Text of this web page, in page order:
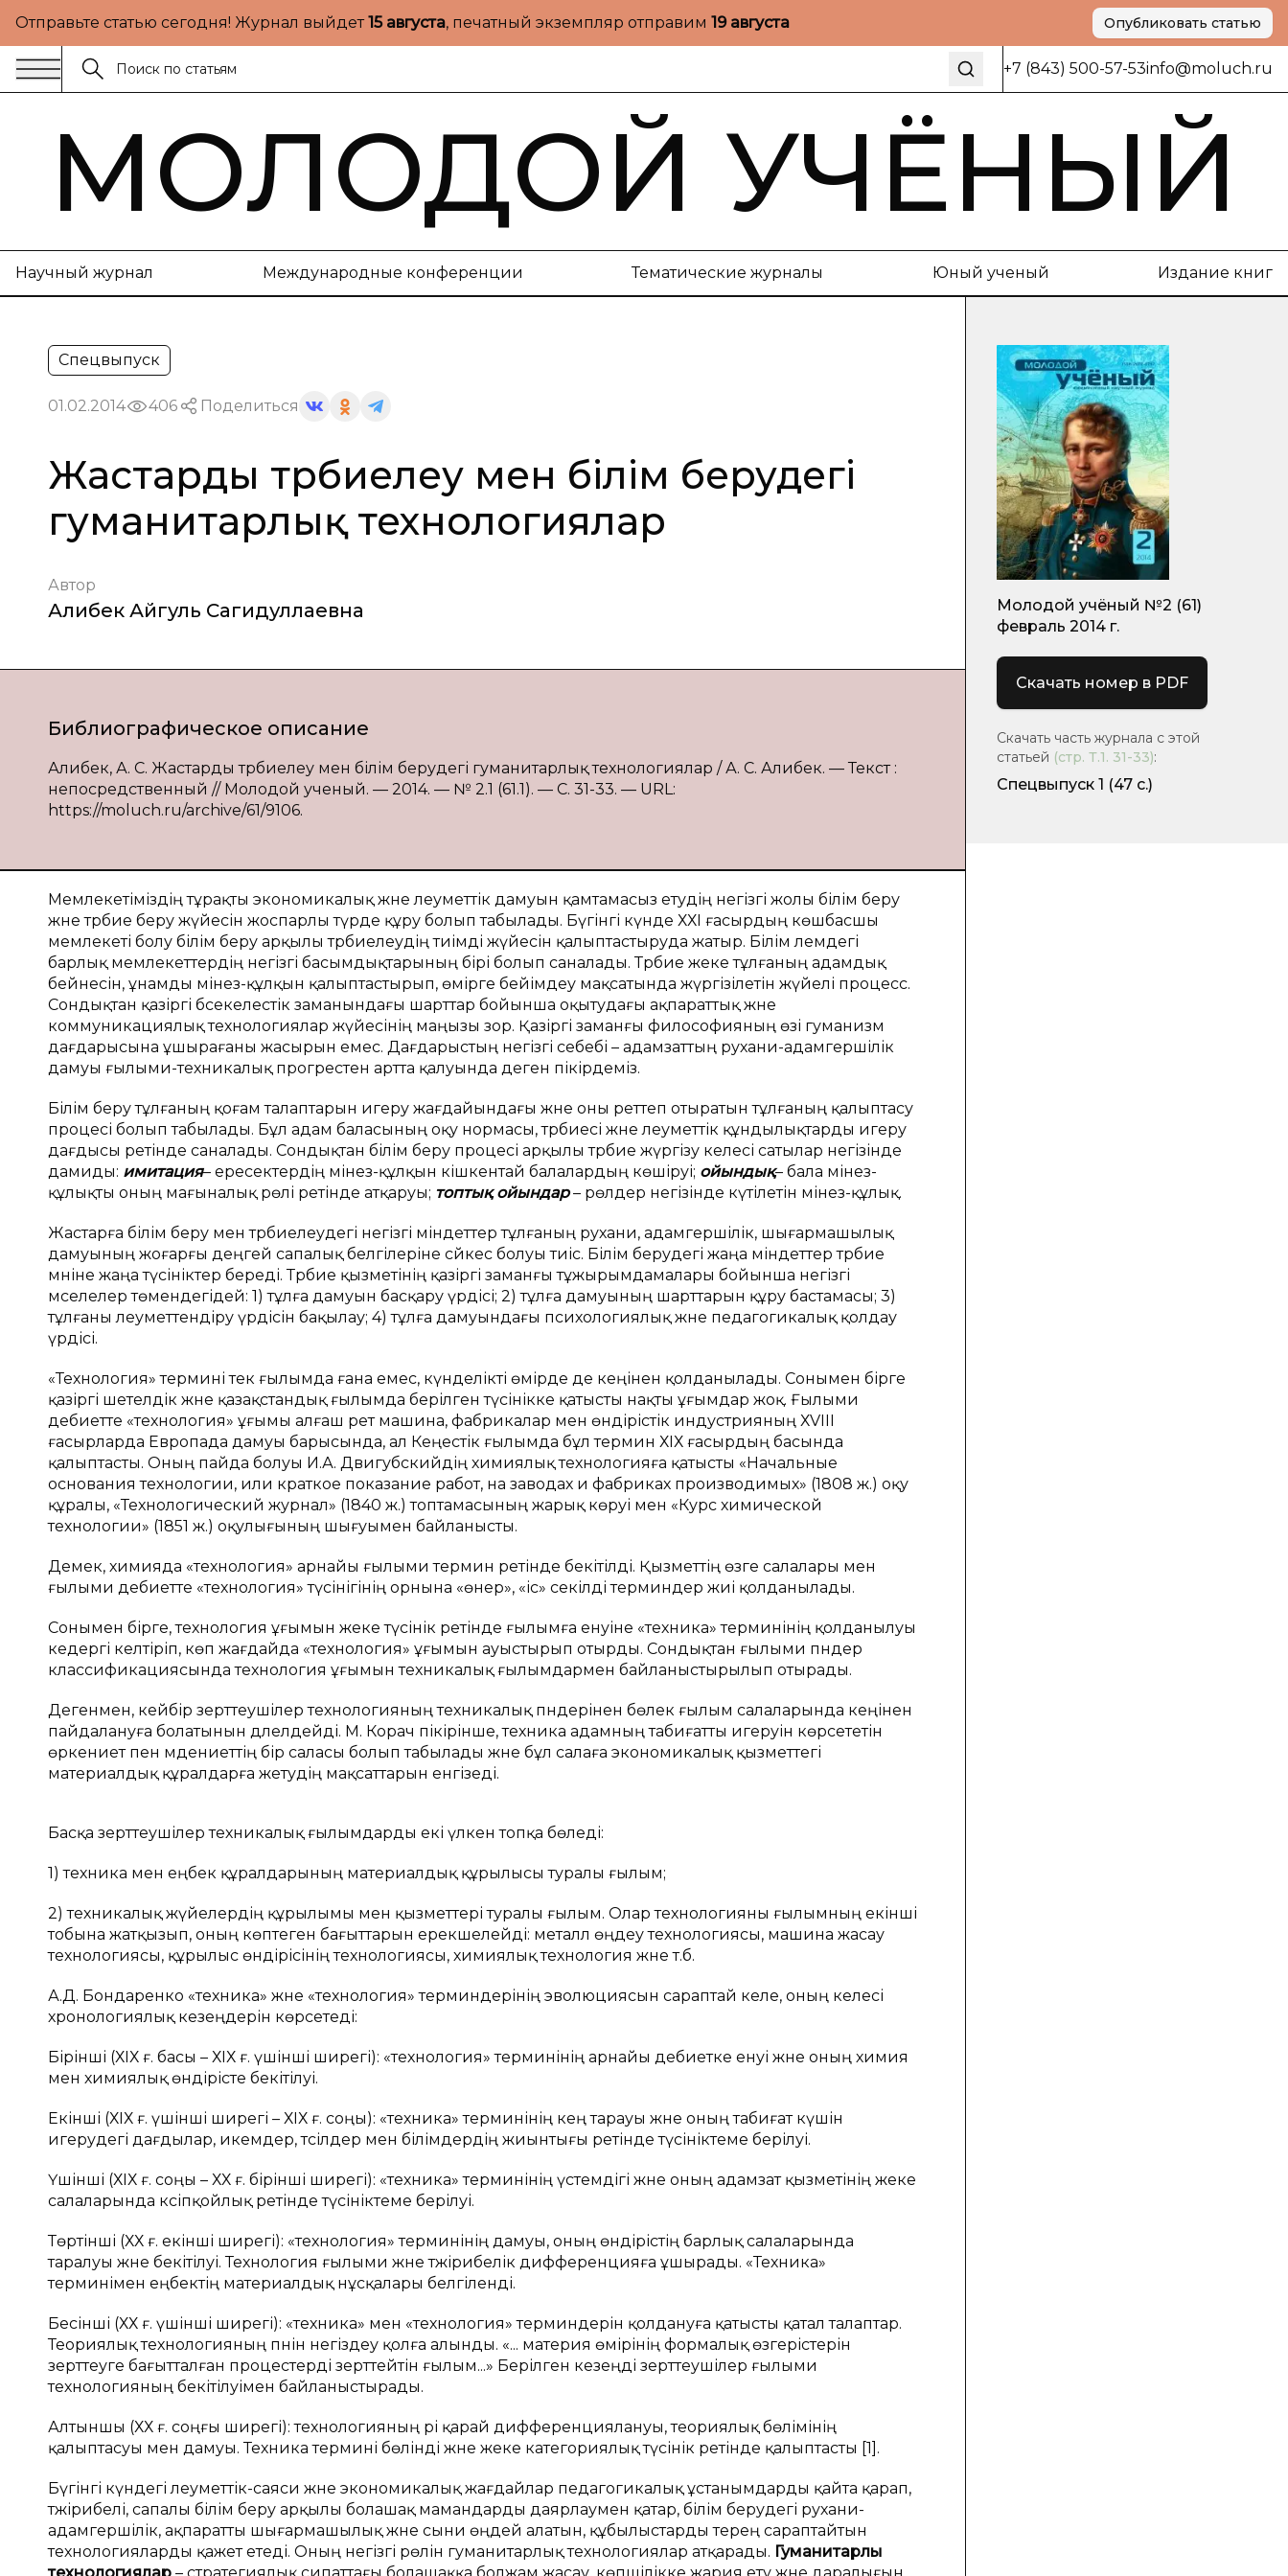
Отправьте статью сегодня! Журнал выйдет15 августа, печатный экземпляр отправим 19 августа Опубликовать статью
+7 (843) 500-57-53info@moluch.ru
МОЛОДОЙ УЧЁНЫЙ
Научный журнал Международные конференции Тематические журналы Юный ученый Издание книг
Спецвыпуск
01.02.2014 406 Поделиться
Жастарды тәрбиелеу мен білім берудегі
гуманитарлық технологиялар
Автор
Алибек Айгуль Сагидуллаевна
Библиографическое описание
Алибек, А. С. Жастарды тәрбиелеу мен білім берудегі гуманитарлық технологиялар / А. С. Алибек. — Текст :
непосредственный // Молодой ученый. — 2014. — № 2.1 (61.1). — С. 31-33. — URL:
https://moluch.ru/archive/61/9106.
Мемлекетіміздің тұрақты экономикалық және әлеуметтік дамуын қамтамасыз етудің негізгі жолы білім беру
және тәрбие беру жүйесін жоспарлы түрде құру болып табылады. Бүгінгі күнде ХХІ ғасырдың көшбасшы
мемлекеті болу білім беру арқылы тәрбиелеудің тиімді жүйесін қалыптастыруда жатыр. Білім әлемдегі
барлық мемлекеттердің негізгі басымдықтарының бірі болып саналады. Тәрбие жеке тұлғаның адамдық
бейнесін, ұнамды мінез-құлқын қалыптастырып, өмірге бейімдеу мақсатында жүргізілетін жүйелі процесс.
Сондықтан қазіргі бәсекелестік заманындағы шарттар бойынша оқытудағы ақпараттық және
коммуникациялық технологиялар жүйесінің маңызы зор. Қазіргі заманғы философияның өзі гуманизм
дағдарысына ұшырағаны жасырын емес. Дағдарыстың негізгі себебі – адамзаттың рухани-адамгершілік
дамуы ғылыми-техникалық прогрестен артта қалуында деген пікірдеміз.
Білім беру тұлғаның қоғам талаптарын игеру жағдайындағы және оны реттеп отыратын тұлғаның қалыптасу
процесі болып табылады. Бұл адам баласының оқу нормасы, тәрбиесі және әлеуметтік құндылықтарды игеру
дағдысы ретінде саналады. Сондықтан білім беру процесі арқылы тәрбие жүргізу келесі сатылар негізінде
дамиды: имитация– ересектердің мінез-құлқын кішкентай балалардың көшіруі; ойындық– бала мінез-
құлықты оның мағыналық рөлі ретінде атқаруы; топтық ойындар– рөлдер негізінде күтілетін мінез-құлық.
Жастарға білім беру мен тәрбиелеудегі негізгі міндеттер тұлғаның рухани, адамгершілік, шығармашылық
дамуының жоғарғы деңгей сапалық белгілеріне сәйкес болуы тиіс. Білім берудегі жаңа міндеттер тәрбие
мәніне жаңа түсініктер береді. Тәрбие қызметінің қазіргі заманғы тұжырымдамалары бойынша негізгі
мәселелер төмендегідей: 1) тұлға дамуын басқару үрдісі; 2) тұлға дамуының шарттарын құру бастамасы; 3)
тұлғаны әлеуметтендіру үрдісін бақылау; 4) тұлға дамуындағы психологиялық және педагогикалық қолдау
үрдісі.
«Технология» термині тек ғылымда ғана емес, күнделікті өмірде де кеңінен қолданылады. Сонымен бірге
қазіргі шетелдік және қазақстандық ғылымда берілген түсінікке қатысты нақты ұғымдар жоқ. Ғылыми
әдебиетте «технология» ұғымы алғаш рет машина, фабрикалар мен өндірістік индустрияның ХVІІІ
ғасырларда Европада дамуы барысында, ал Кеңестік ғылымда бұл термин ХІХ ғасырдың басында
қалыптасты. Оның пайда болуы И.А. Двигубскийдің химиялық технологияға қатысты «Начальные
основания технологии, или краткое показание работ, на заводах и фабриках производимых» (1808 ж.) оқу
құралы, «Технологический журнал» (1840 ж.) топтамасының жарық көруі мен «Курс химической
технологии» (1851 ж.) оқулығының шығуымен байланысты.
Демек, химияда «технология» арнайы ғылыми термин ретінде бекітілді. Қызметтің өзге салалары мен
ғылыми әдебиетте «технология» түсінігінің орнына «өнер», «іс» секілді терминдер жиі қолданылады.
Сонымен бірге, технология ұғымын жеке түсінік ретінде ғылымға енуіне «техника» терминінің қолданылуы
кедергі келтіріп, көп жағдайда «технология» ұғымын ауыстырып отырды. Сондықтан ғылыми пәндер
классификациясында технология ұғымын техникалық ғылымдармен байланыстырылып отырады.
Дегенмен, кейбір зерттеушілер технологияның техникалық пәндерінен бөлек ғылым салаларында кеңінен
пайдалануға болатынын дәлелдейді. М. Корач пікірінше, техника адамның табиғатты игеруін көрсететін
өркениет пен мәдениеттің бір саласы болып табылады және бұл салаға экономикалық қызметтегі
материалдық құралдарға жетудің мақсаттарын енгізеді.
Басқа зерттеушілер техникалық ғылымдарды екі үлкен топқа бөледі:
1) техника мен еңбек құралдарының материалдық құрылысы туралы ғылым;
2) техникалық жүйелердің құрылымы мен қызметтері туралы ғылым. Олар технологияны ғылымның екінші
тобына жатқызып, оның көптеген бағыттарын ерекшелейді: металл өңдеу технологиясы, машина жасау
технологиясы, құрылыс өндірісінің технологиясы, химиялық технология және т.б.
А.Д. Бондаренко «техника» және «технология» терминдерінің эволюциясын сараптай келе, оның келесі
хронологиялық кезеңдерін көрсетеді:
Бірінші (ХІХ ғ. басы – ХІХ ғ. үшінші ширегі): «технология» терминінің арнайы әдебиетке енуі және оның химия
мен химиялық өндірісте бекітілуі.
Екінші (ХІХ ғ. үшінші ширегі – ХІХ ғ. соңы): «техника» терминінің кең тарауы және оның табиғат күшін
игерудегі дағдылар, икемдер, тәсілдер мен білімдердің жиынтығы ретінде түсініктеме берілуі.
Үшінші (ХІХ ғ. соңы – ХХ ғ. бірінші ширегі): «техника» терминінің үстемдігі және оның адамзат қызметінің жеке
салаларында кәсіпқойлық ретінде түсініктеме берілуі.
Төртінші (ХХ ғ. екінші ширегі): «технология» терминінің дамуы, оның өндірістің барлық салаларында
таралуы және бекітілуі. Технология ғылыми және тәжірибелік дифференцияға ұшырады. «Техника»
терминімен еңбектің материалдық нұсқалары белгіленді.
Бесінші (ХХ ғ. үшінші ширегі): «техника» мен «технология» терминдерін қолдануға қатысты қатал талаптар.
Теориялық технологияның пәнін негіздеу қолға алынды. «... материя өмірінің формалық өзгерістерін
зерттеуге бағытталған процестерді зерттейтін ғылым...» Берілген кезеңді зерттеушілер ғылыми
технологияның бекітілуімен байланыстырады.
Алтыншы (ХХ ғ. соңғы ширегі): технологияның әрі қарай дифференциялануы, теориялық бөлімінің
қалыптасуы мен дамуы. Техника термині бөлінді және жеке категориялық түсінік ретінде қалыптасты [1].
Бүгінгі күндегі әлеуметтік-саяси және экономикалық жағдайлар педагогикалық ұстанымдарды қайта қарап,
тәжірибелі, сапалы білім беру арқылы болашақ мамандарды даярлаумен қатар, білім берудегі рухани-
адамгершілік, ақпаратты шығармашылық және сыни өңдей алатын, құбылыстарды терең сараптайтын
технологияларды қажет етеді. Оның негізгі рөлін гуманитарлық технологиялар атқарады. Гуманитарлық
Молодой учёный №2 (61)
февраль 2014 г.
Скачать номер в PDF
Скачать часть журнала с этой
статьей (стр. Т.1. 31-33):
Спецвыпуск 1 (47 с.)